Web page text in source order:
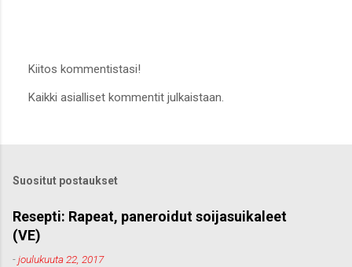
ä
o
m
e
n
t
Kiitos kommentistasi!
Kaikki asialliset kommentit julkaistaan.
Suositut postaukset
Resepti: Rapeat, paneroidut soijasuikaleet
(VE)
-joulukuuta 22, 2017